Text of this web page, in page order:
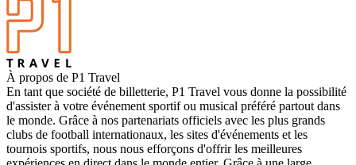
À propos de P1 Travel
En tant que société de billetterie, P1 Travel vous donne la possibilité
d'assister à votre événement sportif ou musical préféré partout dans
le monde. Grâce à nos partenariats officiels avec les plus grands
clubs de football internationaux, les sites d'événements et les
tournois sportifs, nous nous efforçons d'offrir les meilleures